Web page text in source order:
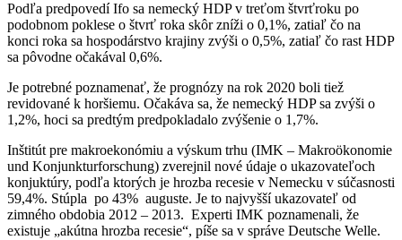
Podľa predpovedí Ifo sa nemecký HDP v treťom štvrťroku po
podobnom poklese o štvrť roka skôr zníži o 0,1%, zatiaľ čo na
konci roka sa hospodárstvo krajiny zvýši o 0,5%, zatiaľ čo rast HDP
sa pôvodne očakával 0,6%.
Je potrebné poznamenať, že prognózy na rok 2020 boli tiež
revidované k horšiemu. Očakáva sa, že nemecký HDP sa zvýši o
1,2%, hoci sa predtým predpokladalo zvýšenie o 1,7%.
Inštitút pre makroekonómiu a výskum trhu (IMK – Makroökonomie
und Konjunkturforschung) zverejnil nové údaje o ukazovateľoch
konjuktúry, podľa ktorých je hrozba recesie v Nemecku v súčasnosti
59,4%. Stúpla po 43% auguste. Je to najvyšší ukazovateľ od
zimného obdobia 2012 – 2013. Experti IMK poznamenali, že
existuje „akútna hrozba recesie“, píše sa v správe Deutsche Welle.